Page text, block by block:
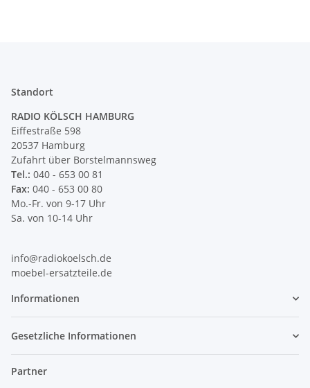
Standort
RADIO KÖLSCH HAMBURG
Eiffestraße 598
20537 Hamburg
Zufahrt über Borstelmannsweg
Tel.: 040 - 653 00 81
Fax: 040 - 653 00 80
Mo.-Fr. von 9-17 Uhr
Sa. von 10-14 Uhr
info@radiokoelsch.de
moebel-ersatzteile.de
Informationen
Gesetzliche Informationen
Partner